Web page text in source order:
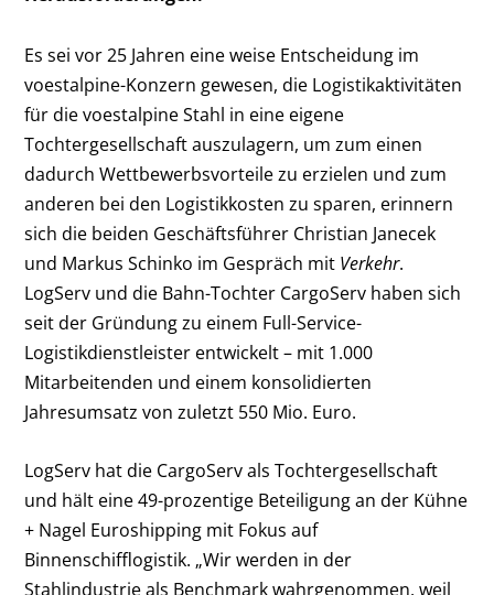
Es sei vor 25 Jahren eine weise Entscheidung im
voestalpine-Konzern gewesen, die Logistikaktivitäten
für die voestalpine Stahl in eine eigene
Tochtergesellschaft auszulagern, um zum einen
dadurch Wettbewerbsvorteile zu erzielen und zum
anderen bei den Logistikkosten zu sparen, erinnern
sich die beiden Geschäftsführer Christian Janecek
und Markus Schinko im Gespräch mit Verkehr.
LogServ und die Bahn-Tochter CargoServ haben sich
seit der Gründung zu einem Full-Service-
Logistikdienstleister entwickelt – mit 1.000
Mitarbeitenden und einem konsolidierten
Jahresumsatz von zuletzt 550 Mio. Euro.
LogServ hat die CargoServ als Tochtergesellschaft
und hält eine 49-prozentige Beteiligung an der Kühne
+ Nagel Euroshipping mit Fokus auf
Binnenschifflogistik. „Wir werden in der
Stahlindustrie als Benchmark wahrgenommen, weil